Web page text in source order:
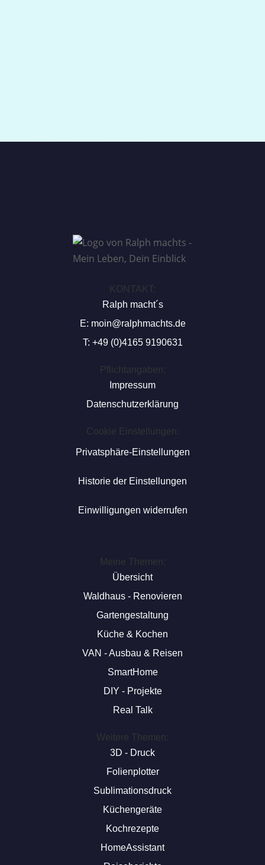
KONTAKT:
Ralph macht´s
E: moin@ralphmachts.de
T: +49 (0)4165 9190631
Pflichtangaben:
Impressum
Datenschutzerklärung
Cookie Einstellungen:
Privatsphäre-Einstellungen
Historie der Einstellungen
Einwilligungen widerrufen
Meine Themen:
Übersicht
Waldhaus - Renovieren
Gartengestaltung
Küche & Kochen
VAN - Ausbau & Reisen
SmartHome
DIY - Projekte
Real Talk
Weitere Themen:
3D - Druck
Folienplotter
Sublimationsdruck
Küchengeräte
Kochrezepte
HomeAssistant